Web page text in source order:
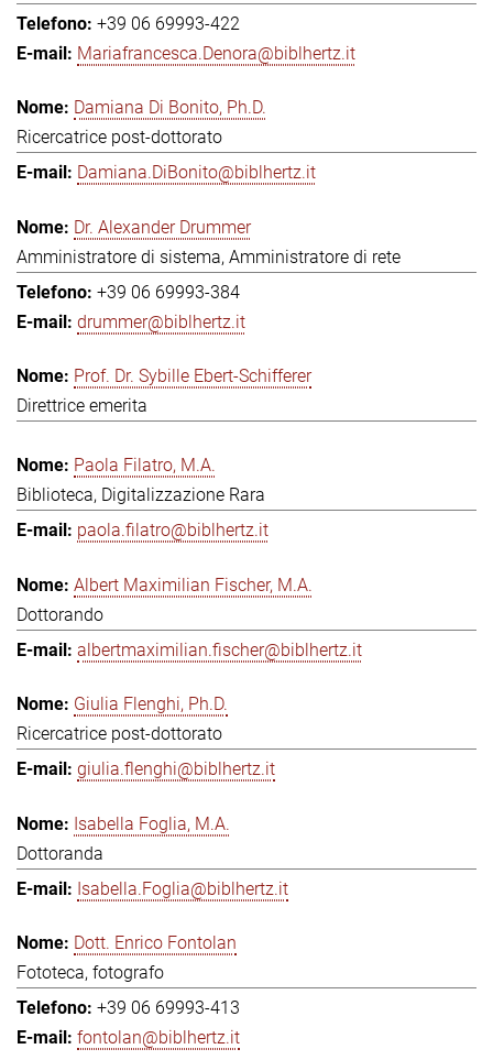
+39 06 69993-422
Mariafrancesca.Denora@biblhertz.it
Damiana Di Bonito, Ph.D.
Ricercatrice post-dottorato
Damiana.DiBonito@biblhertz.it
Dr. Alexander Drummer
Amministratore di sistema, Amministratore di rete
+39 06 69993-384
drummer@biblhertz.it
Prof. Dr. Sybille Ebert-Schifferer
Direttrice emerita
Paola Filatro, M.A.
Biblioteca, Digitalizzazione Rara
paola.filatro@biblhertz.it
Albert Maximilian Fischer, M.A.
Dottorando
albertmaximilian.fischer@biblhertz.it
Giulia Flenghi, Ph.D.
Ricercatrice post-dottorato
giulia.flenghi@biblhertz.it
Isabella Foglia, M.A.
Dottoranda
Isabella.Foglia@biblhertz.it
Dott. Enrico Fontolan
Fototeca, fotografo
+39 06 69993-413
fontolan@biblhertz.it